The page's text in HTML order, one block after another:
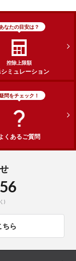
なたの目安は？
控除上限額
ミュレーション
問をチェック！
くあるご質問
)
ちら